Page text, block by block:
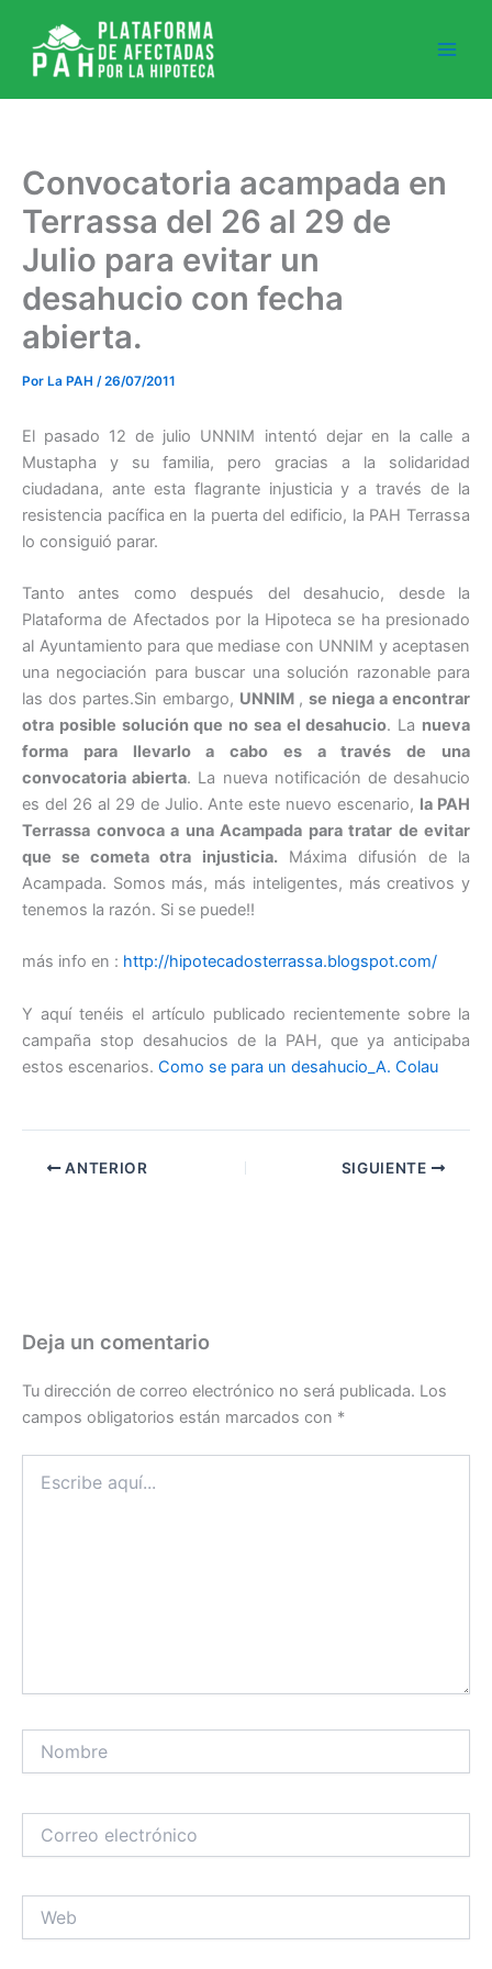
contenido
Convocatoria acampada en
Terrassa del 26 al 29 de
Julio para evitar un
desahucio con fecha
abierta.
Por La PAH /26/07/2011
El pasado 12 de julio UNNIM intentó dejar en la calle a
Mustapha y su familia, pero gracias a la solidaridad
ciudadana, ante esta flagrante injusticia y a través de la
resistencia pacífica en la puerta del edificio, la PAH Terrassa
lo consiguió parar.
Tanto antes como después del desahucio, desde la
Plataforma de Afectados por la Hipoteca se ha presionado
al Ayuntamiento para que mediase con UNNIM y aceptasen
una negociación para buscar una solución razonable para
las dos partes.Sin embargo, UNNIM,se niega a encontrar
otra posible solución que no sea el desahucio. La nueva
forma para llevarlo a cabo es a través de una
convocatoria abierta. La nueva notificación de desahucio
es del 26 al 29 de Julio. Ante este nuevo escenario, la PAH
Terrassa convoca a una Acampada para tratar de evitar
que se cometa otra injusticia.Máxima difusión de la
Acampada. Somos más, más inteligentes, más creativos y
tenemos la razón. Si se puede!!
más info en : http://hipotecadosterrassa.blogspot.com/
Y aquí tenéis el artículo publicado recientemente sobre la
campaña stop desahucios de la PAH, que ya anticipaba
estos escenarios. Como se para un desahucio_A. Colau
ANTERIOR SIGUIENTE
Deja un comentario
Tu dirección de correo electrónico no será publicada. Los
campos obligatorios están marcados con *
aquí...
electrónico